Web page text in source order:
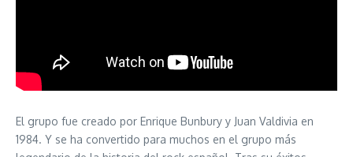
El grupo fue creado por Enrique Bunbury y Juan Valdivia en
1984. Y se ha convertido para muchos en el grupo más